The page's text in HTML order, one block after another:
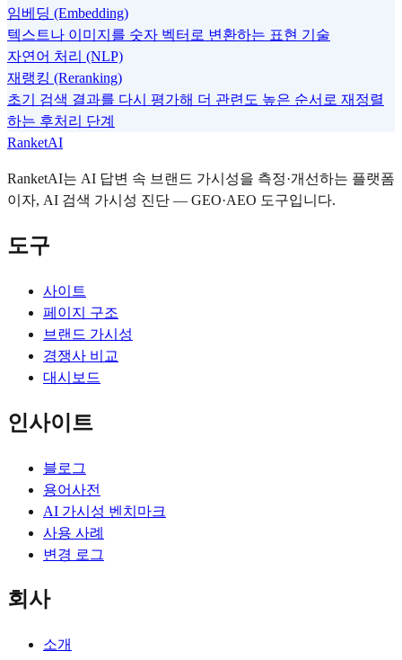
임베딩 (Embedding)
텍스트나 이미지를 숫자 벡터로 변환하는 표현 기술
자연어 처리 (NLP)
재랭킹 (Reranking)
초기 검색 결과를 다시 평가해 더 관련도 높은 순서로 재정렬
하는 후처리 단계
RanketAI
RanketAI는 AI 답변 속 브랜드 가시성을 측정·개선하는 플랫폼
이자, AI 검색 가시성 진단 — GEO·AEO 도구입니다.
도구
사이트
페이지 구조
브랜드 가시성
경쟁사 비교
대시보드
인사이트
블로그
용어사전
AI 가시성 벤치마크
사용 사례
변경 로그
회사
소개